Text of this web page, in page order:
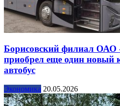
Борисовский филиал ОАО
приобрел еще один новый
автобус
Экономика 20.05.2026